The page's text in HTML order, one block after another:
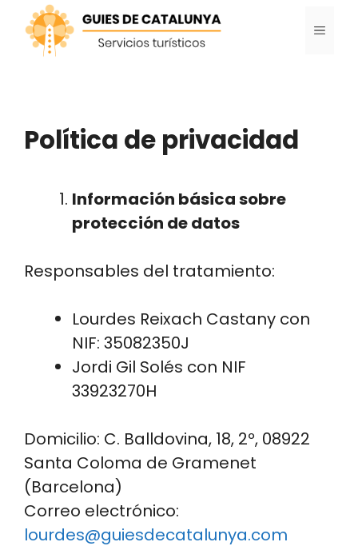
Saltar
contenido
MENÚ
Política de privacidad
Información básica sobre
protección de datos
Responsables del tratamiento:
Lourdes Reixach Castany con
NIF: 35082350J
Jordi Gil Solés con NIF
33923270H
Domicilio: C. Balldovina, 18, 2º, 08922
Santa Coloma de Gramenet
(Barcelona)
Correo electrónico:
lourdes@guiesdecatalunya.com